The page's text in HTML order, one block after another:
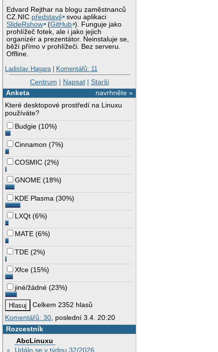
Edvard Rejthar na blogu zaměstnanců
CZ.NIC představil
svou aplikaci
SlideRshow
(GitHub ). Funguje jako
prohlížeč fotek, ale i jako jejich
organizér a prezentátor. Neinstaluje se,
běží přímo v prohlížeči. Bez serveru.
Offline.
Ladislav Hagara| Komentářů: 11
Centrum | Napsat| Starší
navrhněte »
Anketa
Které desktopové prostředí na Linuxu
používáte?
Budgie (10%)
Cinnamon (7%)
COSMIC (2%)
GNOME (18%)
KDE Plasma (30%)
LXQt (6%)
MATE (6%)
TDE (2%)
Xfce (15%)
jiné/žádné (23%)
Celkem 2352 hlasů
Komentářů: 30 , poslední 3.4. 20:20
Rozcestník
AbcLinuxu
Událo se v týdnu 32/2026